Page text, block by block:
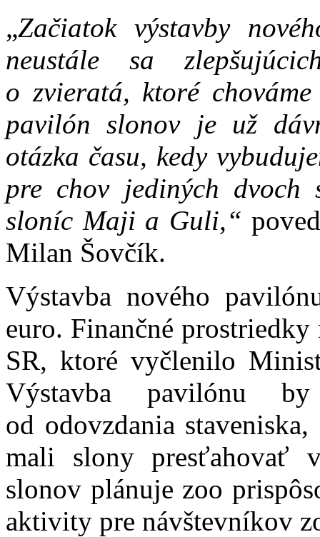
„Začiatok výstavby
neustále sa
o zvieratá, ktoré
pavilón slonov je už
otázka času, kedy
pre chov jediných dvoch
sloníc Maji a Guli,“
Milan Šovčík.
Výstavba nového
euro. Finančné
SR, ktoré vyčlenilo
Výstavba pavilónu
od odovzdania
mali slony presťahovať
slonov plánuje zoo
aktivity pre návštevníkov